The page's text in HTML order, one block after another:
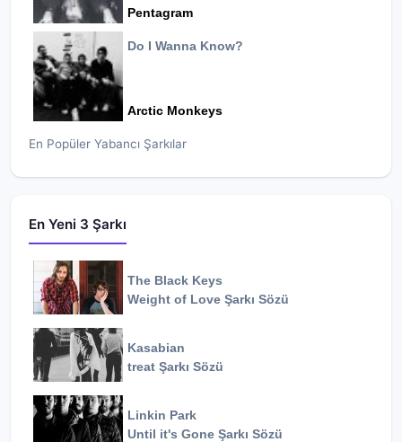
Pentagram
Do I Wanna Know?
Arctic Monkeys
En Popüler Yabancı Şarkılar
En Yeni 3 Şarkı
The Black Keys
Weight of Love Şarkı Sözü
Kasabian
treat Şarkı Sözü
Linkin Park
Until it's Gone Şarkı Sözü